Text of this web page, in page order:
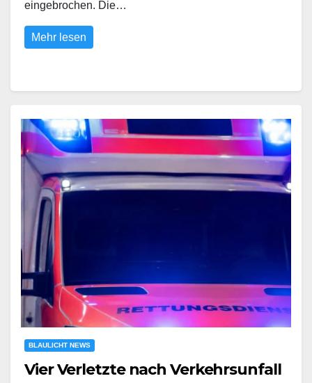
eingebrochen. Die…
Mehr lesen
BLAULICHT NEWS
Vier Verletzte nach Verkehrsunfall